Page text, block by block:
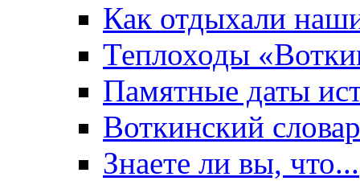
Как отдыхали
Теплоходы
Памятные даты
Воткинский
Знаете ли вы, что...